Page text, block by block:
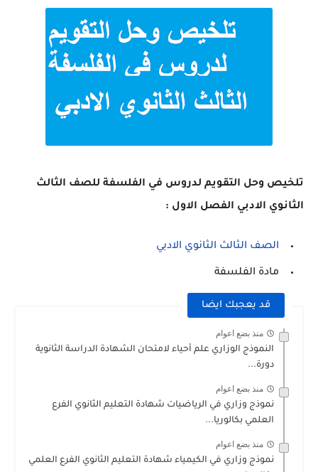
تلخيص وحل التقويم لدروس في الفلسفة للصف الثالث
الثانوي الادبي الفصل الاول :
الصف الثالث الثانوي الادبي
مادة الفلسفة
قد يعجبك ايضا
منذ بضع اعوام
النموذج الوزاري علم أحياء لامتحان الشهادة الدراسة الثانوية
دورة...
منذ بضع اعوام
نموذج وزاري في الرياضيات شهادة التعليم الثانوي الفرع
العلمي بكالوريا...
منذ بضع اعوام
نموذج وزاري في الكيمياء شهادة التعليم الثانوي الفرع العلمي